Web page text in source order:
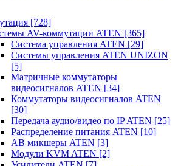
[728]
AV-коммутации ATEN [365]
Система управления ATEN [29]
Системы управления ATEN UNIZON
[5]
Матричные коммутаторы
видеосигналов ATEN [34]
Коммутаторы видеосигналов ATEN
[30]
Передача аудио/видео по IP ATEN [25]
Распределение питания ATEN [10]
АВ микшеры ATEN [3]
Модули KVM ATEN [2]